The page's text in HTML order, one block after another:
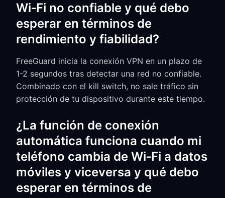
Wi‑Fi no confiable y qué debo
esperar en términos de
rendimiento y fiabilidad?
FreeGuard inicia la conexión VPN en un plazo de
1-2 segundos tras detectar una red no confiable.
Combinado con el kill switch, no sale tráfico sin
protección de tu dispositivo durante este tiempo.
¿La función de conexión
automática funciona cuando mi
teléfono cambia de Wi‑Fi a datos
móviles y viceversa y qué debo
esperar en términos de